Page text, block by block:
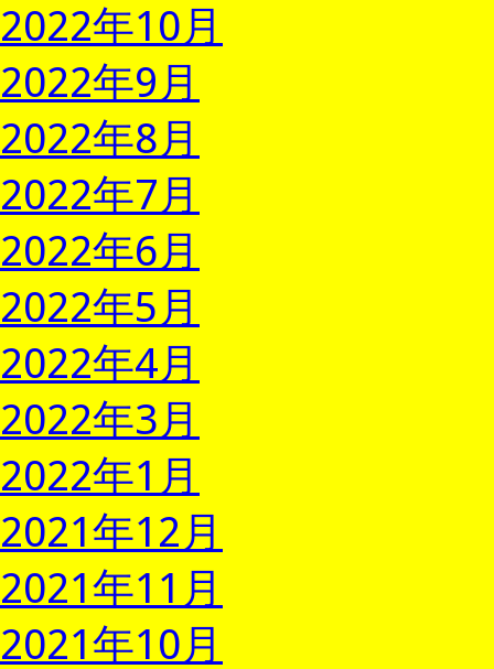
2022年10月
2022年9月
2022年8月
2022年7月
2022年6月
2022年5月
2022年4月
2022年3月
2022年1月
2021年12月
2021年11月
2021年10月